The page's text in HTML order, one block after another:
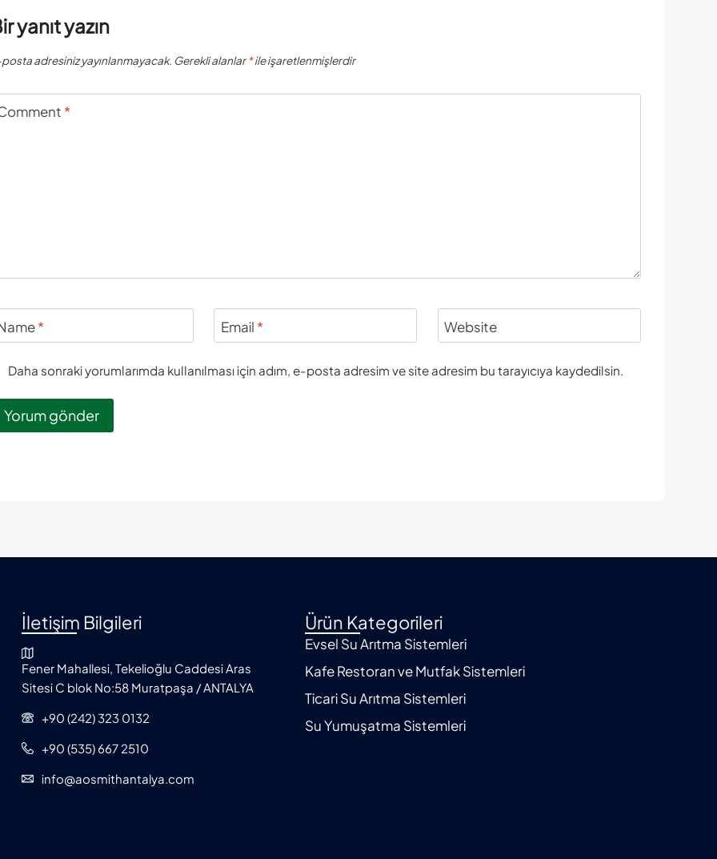
yanıt yazın
adresiniz yayınlanmayacak. Gerekli alanlar *ile işaretlenmişlerdir
*
* Email * Website
Daha sonraki yorumlarımda kullanılması için adım, e-posta adresim ve site adresim bu tarayıcıya kaydedilsin.
İletişim Bilgileri
Fener Mahallesi, Tekelioğlu Caddesi Aras
Sitesi C blok No:58 Muratpaşa / ANTALYA
+90 (242) 323 0132
+90 (535) 667 2510
info@aosmithantalya.com
Ürün Kategorileri
Evsel Su Arıtma Sistemleri
Kafe Restoran ve Mutfak Sistemleri
Ticari Su Arıtma Sistemleri
Su Yumuşatma Sistemleri